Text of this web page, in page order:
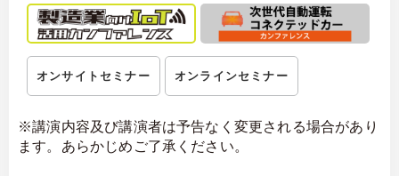
オンサイトセミナー オンラインセミナー
※講演内容及び講演者は予告なく変更される場合があり
ます。あらかじめご了承ください。